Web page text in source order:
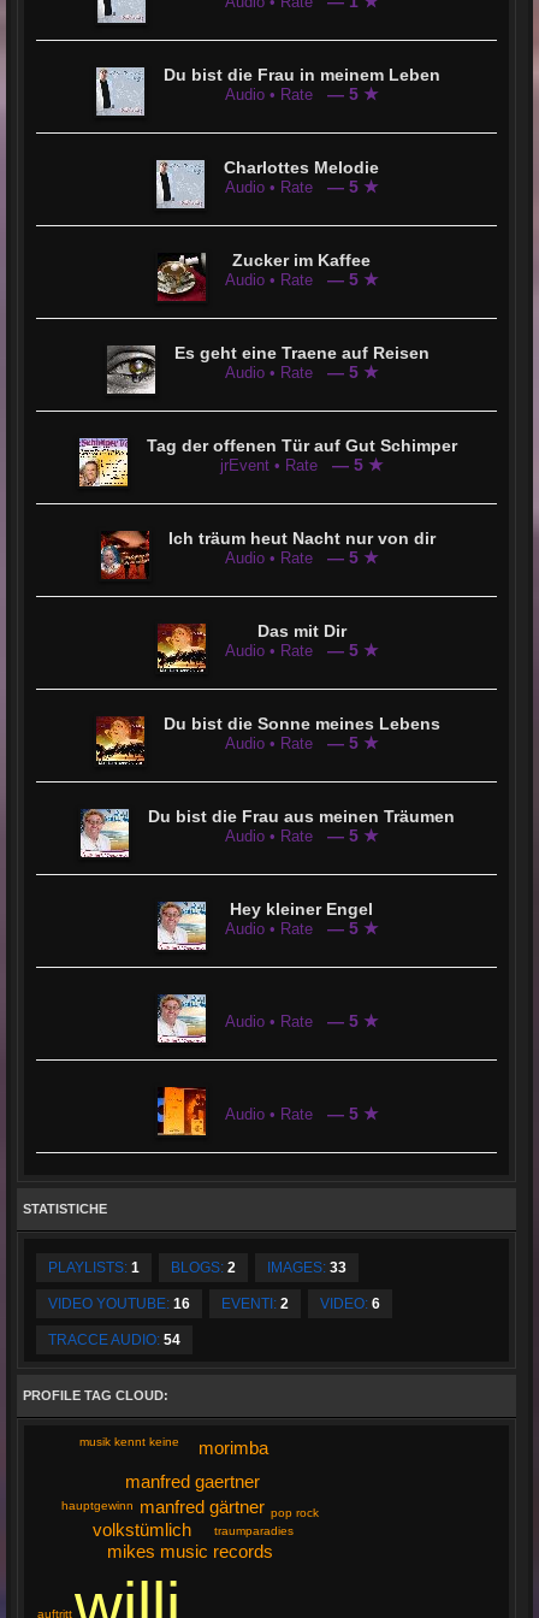
Du bist die Frau in meinem Leben
Audio • Rate — 5 ★
Charlottes Melodie
Audio • Rate — 5 ★
Zucker im Kaffee
Audio • Rate — 5 ★
Es geht eine Traene auf Reisen
Audio • Rate — 5 ★
Tag der offenen Tür auf Gut Schimper
jrEvent • Rate — 5 ★
Ich träum heut Nacht nur von dir
Audio • Rate — 5 ★
Das mit Dir
Audio • Rate — 5 ★
Du bist die Sonne meines Lebens
Audio • Rate — 5 ★
Du bist die Frau aus meinen Träumen
Audio • Rate — 5 ★
Hey kleiner Engel
Audio • Rate — 5 ★
Audio • Rate — 5 ★
Audio • Rate — 5 ★
STATISTICHE
PLAYLISTS: 1 BLOGS: 2 IMAGES: 33
VIDEO YOUTUBE: 16 EVENTI: 2 VIDEO: 6
TRACCE AUDIO: 54
PROFILE TAG CLOUD:
mikes music records
volkstümlich
manfred gärtner
manfred gaertner
morimba
traumparadies
hauptgewinn
musik kennt keine
pop rock
auftritt